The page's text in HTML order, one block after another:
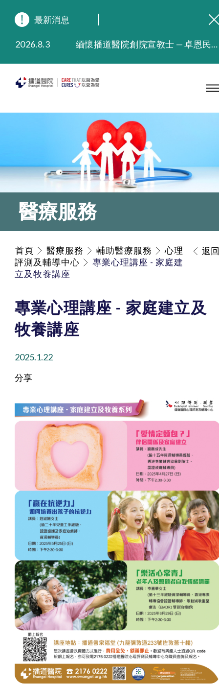
最新消息
2026.8.3
2025.9.23
本院在暴雨或颱風警告信號 (包括黑色暴雨及8號或以上熱帶氣旋警告信號) 下，仍會維持有限度服務。如有查詢，可致電2711 5222。
2025.7.21
播道醫院手機App已推出查閱病歷記錄及求診資料功能，請即下載
醫療服務
首頁 醫療服務 輔助醫療服務
心理
評測及輔導中心
專業心理講座 - 家庭建
立及牧養講座
返回
專業心理講座 - 家庭建立及
牧養講座
2025.1.22
分享